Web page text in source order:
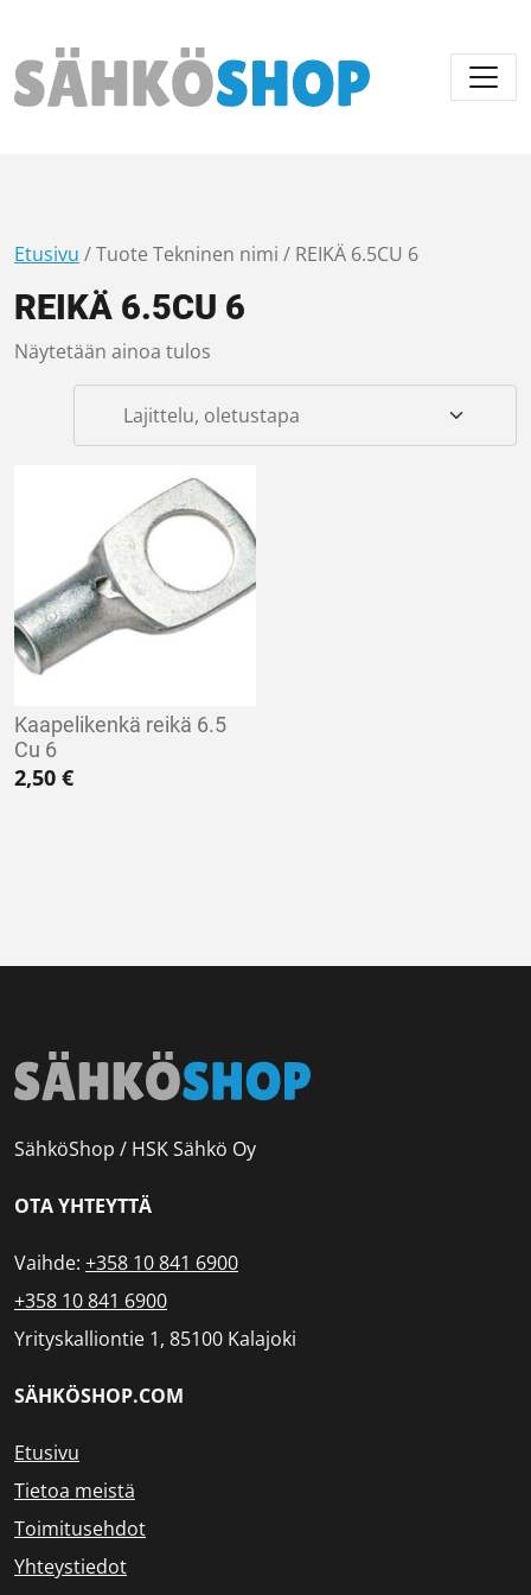
Päävalikko
Etusivu / Tuote Tekninen nimi / REIKÄ 6.5CU 6
REIKÄ 6.5CU 6
Näytetään ainoa tulos
Kaapelikenkä reikä 6.5
Cu 6
2,50 €
SähköShop / HSK Sähkö Oy
OTA YHTEYTTÄ
Vaihde: +358 10 841 6900
+358 10 841 6900
Yrityskalliontie 1, 85100 Kalajoki
SÄHKÖSHOP.COM
Etusivu
Tietoa meistä
Toimitusehdot
Yhteystiedot